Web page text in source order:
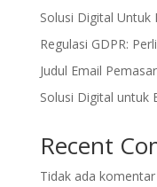
Solusi Digital Untuk
Regulasi GDPR:
Judul Email
Solusi Digital untuk
Recent
Tidak ada